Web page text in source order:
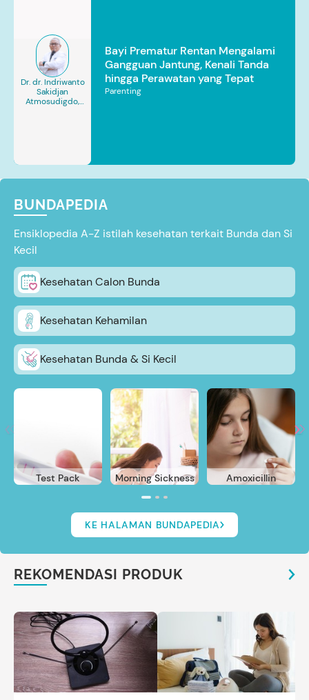
Dr. dr. Indriwanto
Sakidjan
Atmosudigdo,
Bayi Prematur Rentan Mengalami
Gangguan Jantung, Kenali Tanda
hingga Perawatan yang Tepat
Parenting
BUNDAPEDIA
Ensiklopedia A-Z istilah kesehatan terkait Bunda dan Si
Kecil
Kesehatan Calon Bunda
Kesehatan Kehamilan
Kesehatan Bunda & Si Kecil
Test Pack Morning Sickness Amoxicillin
KE HALAMAN BUNDAPEDIA
REKOMENDASI PRODUK